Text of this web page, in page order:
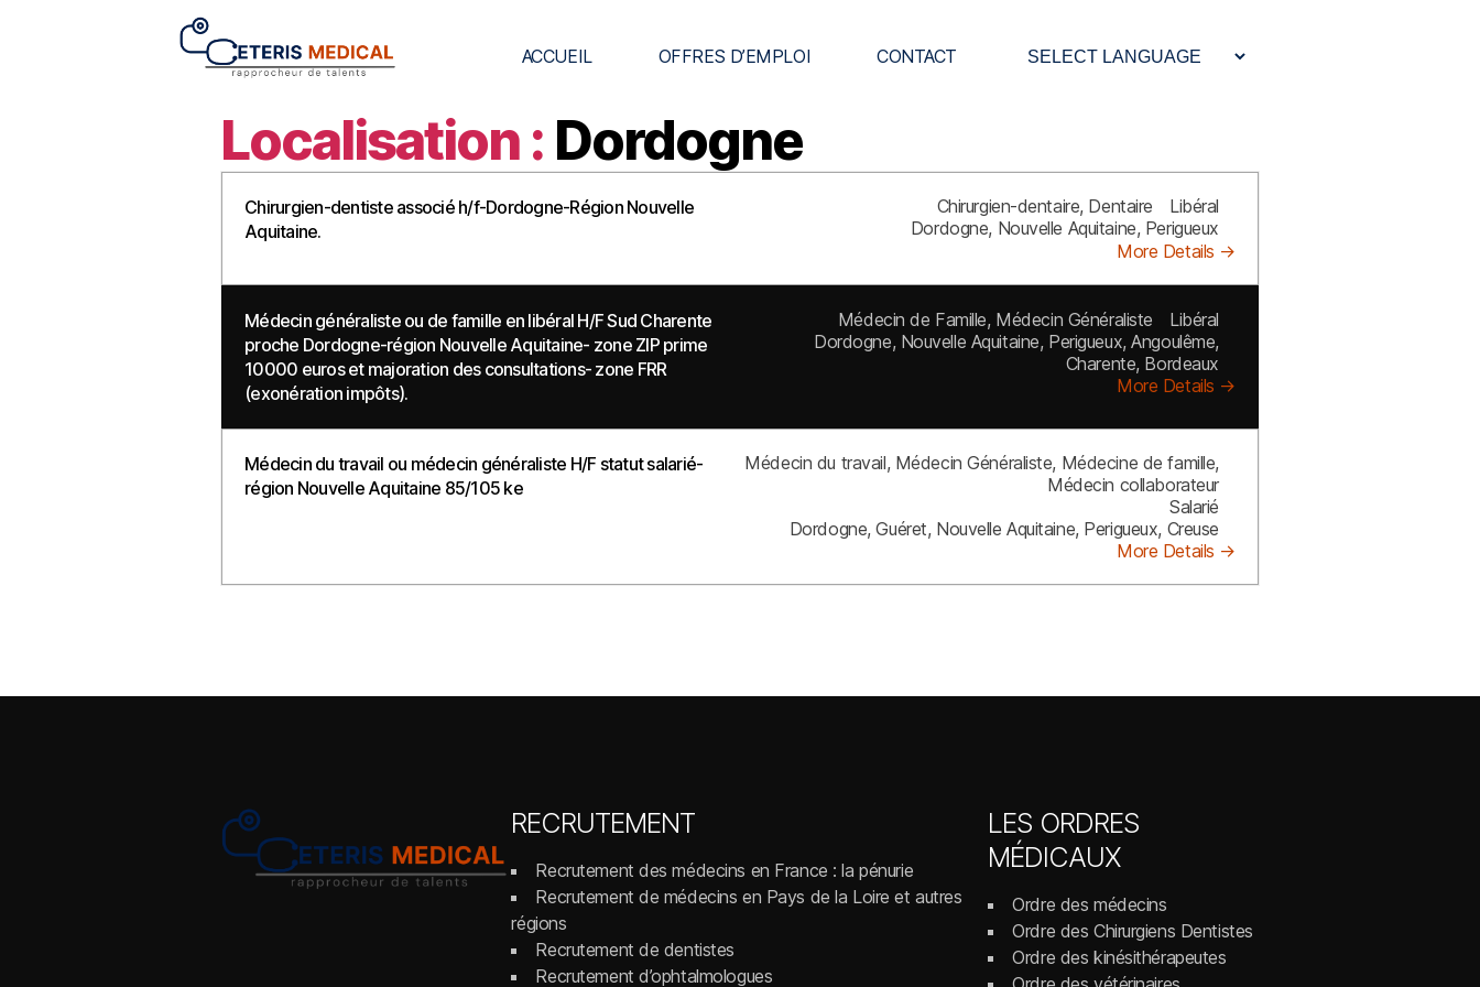
ACCUEIL OFFRES D’EMPLOI CONTACT
Localisation : Dordogne
Chirurgien-dentiste associé h/f-Dordogne-Région Nouvelle
Aquitaine.
Chirurgien-dentaire Dentaire
Libéral
Dordogne Nouvelle Aquitaine Perigueux
More Details
Médecin généraliste ou de famille en libéral H/F Sud Charente
proche Dordogne-région Nouvelle Aquitaine- zone ZIP prime
10000 euros et majoration des consultations- zone FRR
(exonération impôts).
Médecin de Famille Médecin Généraliste
Libéral
Dordogne Nouvelle Aquitaine Perigueux Angoulême
Charente Bordeaux
More Details
Médecin du travail ou médecin généraliste H/F statut salarié-
région Nouvelle Aquitaine 85/105 ke
Médecin du travail Médecin Généraliste Médecine de famille
Médecin collaborateur
Salarié
Dordogne Guéret Nouvelle Aquitaine Perigueux Creuse
More Details
RECRUTEMENT
Recrutement des médecins en France : la pénurie
Recrutement de médecins en Pays de la Loire et autres
régions
Recrutement de dentistes
Recrutement d’ophtalmologues
LES ORDRES
MÉDICAUX
Ordre des médecins
Ordre des Chirurgiens Dentistes
Ordre des kinésithérapeutes